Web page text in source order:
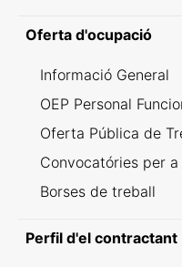
Oferta d'ocupació
Informació General
OEP Personal
Oferta Pública de
Convocatóries per
Borses de treball
Perfil d'el contractant